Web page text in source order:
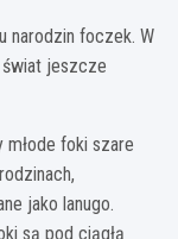
narodzin foczek. W
jeszcze
foki szare
jako lanugo.
są pod ciągłą